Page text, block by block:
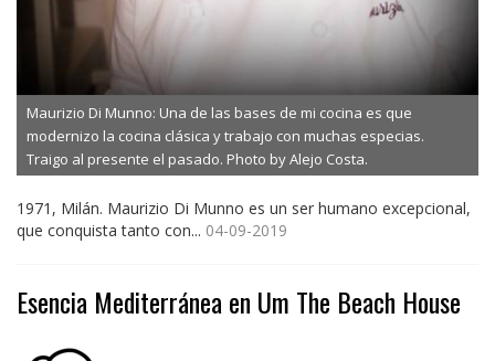
Maurizio Di Munno: Una de las bases de mi cocina es que
modernizo la cocina clásica y trabajo con muchas especias.
Traigo al presente el pasado. Photo by Alejo Costa.
1971, Milán. Maurizio Di Munno es un ser humano excepcional,
que conquista tanto con... 04-09-2019
Esencia Mediterránea en Um The Beach House